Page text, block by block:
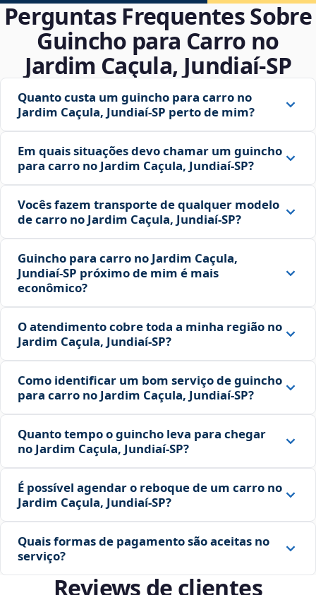
Perguntas Frequentes Sobre
Guincho para Carro no
Jardim Caçula, Jundiaí‑SP
Quanto custa um guincho para carro no
Jardim Caçula, Jundiaí‑SP perto de mim?
Em quais situações devo chamar um guincho
para carro no Jardim Caçula, Jundiaí‑SP?
Vocês fazem transporte de qualquer modelo
de carro no Jardim Caçula, Jundiaí‑SP?
Guincho para carro no Jardim Caçula,
Jundiaí‑SP próximo de mim é mais
econômico?
O atendimento cobre toda a minha região no
Jardim Caçula, Jundiaí‑SP?
Como identificar um bom serviço de guincho
para carro no Jardim Caçula, Jundiaí‑SP?
Quanto tempo o guincho leva para chegar
no Jardim Caçula, Jundiaí‑SP?
É possível agendar o reboque de um carro no
Jardim Caçula, Jundiaí‑SP?
Quais formas de pagamento são aceitas no
serviço?
Reviews de clientes